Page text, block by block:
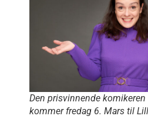
Den prisvinnende
kommer fredag 6. Mars til